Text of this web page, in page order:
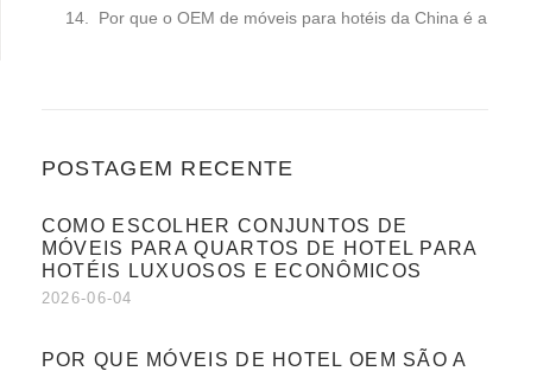
Por que o OEM de móveis para hotéis da China é a
POSTAGEM RECENTE
COMO ESCOLHER CONJUNTOS DE
MÓVEIS PARA QUARTOS DE HOTEL PARA
HOTÉIS LUXUOSOS E ECONÔMICOS
2026-06-04
POR QUE MÓVEIS DE HOTEL OEM SÃO A